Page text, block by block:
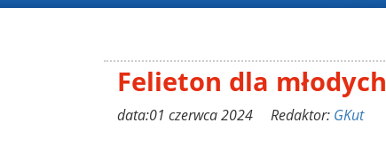
Felieton dla młodych
data:01 czerwca 2024 Redaktor: GKut